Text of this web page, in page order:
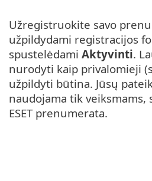
Užregistruokite savo
užpildydami registracijos
spustelėdami Aktyvinti.
nurodyti kaip privalomieji
užpildyti būtina. Jūsų
naudojama tik veiksmams,
ESET prenumerata.